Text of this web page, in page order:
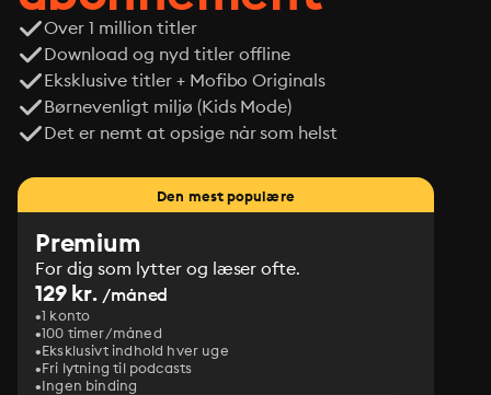
Over 1 million titler
Download og nyd titler offline
Eksklusive titler + Mofibo Originals
Børnevenligt miljø (Kids Mode)
Det er nemt at opsige når som helst
Den mest populære
Premium
For dig som lytter og læser ofte.
129 kr. /måned
1 konto
100 timer/måned
Eksklusivt indhold hver uge
Fri lytning til podcasts
Ingen binding